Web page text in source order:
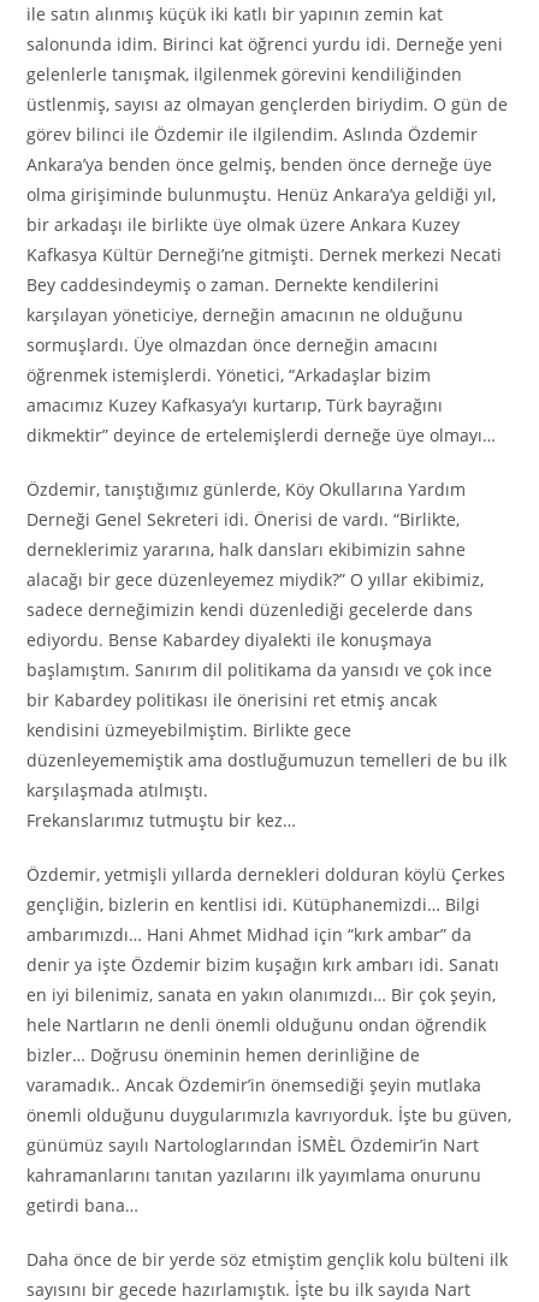
ile satın alınmış küçük iki katlı bir yapının zemin kat
salonunda idim. Birinci kat öğrenci yurdu idi. Derneğe yeni
gelenlerle tanışmak, ilgilenmek görevini kendiliğinden
üstlenmiş, sayısı az olmayan gençlerden biriydim. O gün de
görev bilinci ile Özdemir ile ilgilendim. Aslında Özdemir
Ankara’ya benden önce gelmiş, benden önce derneğe üye
olma girişiminde bulunmuştu. Henüz Ankara’ya geldiği yıl,
bir arkadaşı ile birlikte üye olmak üzere Ankara Kuzey
Kafkasya Kültür Derneği’ne gitmişti. Dernek merkezi Necati
Bey caddesindeymiş o zaman. Dernekte kendilerini
karşılayan yöneticiye, derneğin amacının ne olduğunu
sormuşlardı. Üye olmazdan önce derneğin amacını
öğrenmek istemişlerdi. Yönetici, “Arkadaşlar bizim
amacımız Kuzey Kafkasya’yı kurtarıp, Türk bayrağını
dikmektir” deyince de ertelemişlerdi derneğe üye olmayı…
Özdemir, tanıştığımız günlerde, Köy Okullarına Yardım
Derneği Genel Sekreteri idi. Önerisi de vardı. “Birlikte,
derneklerimiz yararına, halk dansları ekibimizin sahne
alacağı bir gece düzenleyemez miydik?” O yıllar ekibimiz,
sadece derneğimizin kendi düzenlediği gecelerde dans
ediyordu. Bense Kabardey diyalekti ile konuşmaya
başlamıştım. Sanırım dil politikama da yansıdı ve çok ince
bir Kabardey politikası ile önerisini ret etmiş ancak
kendisini üzmeyebilmiştim. Birlikte gece
düzenleyememiştik ama dostluğumuzun temelleri de bu ilk
karşılaşmada atılmıştı.
Frekanslarımız tutmuştu bir kez…
Özdemir, yetmişli yıllarda dernekleri dolduran köylü Çerkes
gençliğin, bizlerin en kentlisi idi. Kütüphanemizdi… Bilgi
ambarımızdı… Hani Ahmet Midhad için “kırk ambar” da
denir ya işte Özdemir bizim kuşağın kırk ambarı idi. Sanatı
en iyi bilenimiz, sanata en yakın olanımızdı… Bir çok şeyin,
hele Nartların ne denli önemli olduğunu ondan öğrendik
bizler… Doğrusu öneminin hemen derinliğine de
varamadık.. Ancak Özdemir’in önemsediği şeyin mutlaka
önemli olduğunu duygularımızla kavrıyorduk. İşte bu güven,
günümüz sayılı Nartologlarından İSMÈL Özdemir’in Nart
kahramanlarını tanıtan yazılarını ilk yayımlama onurunu
getirdi bana…
Daha önce de bir yerde söz etmiştim gençlik kolu bülteni ilk
sayısını bir gecede hazırlamıştık. İşte bu ilk sayıda Nart